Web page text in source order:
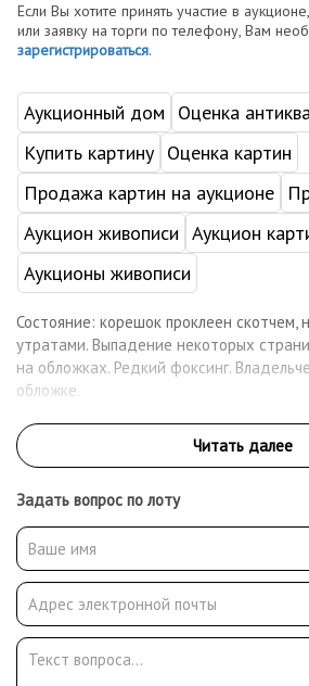
Если Вы хотите принять участие в
или заявку на торги по телефону, Вам
зарегистрироваться.
Аукционный дом
Оценка
Купить картину Оценка картин
Продажа картин на аукционе
Аукцион живописи Аукцион
Аукционы живописи
Состояние: корешок проклеен скотчем,
утратами. Выпадение некоторых
на обложках. Редкий фоксинг.
обложке.
Задать вопрос по лоту